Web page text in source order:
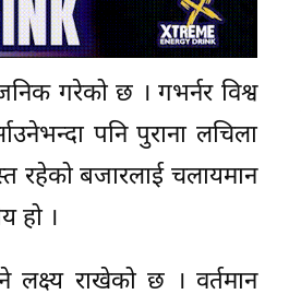
गरेको छ । गभर्नर विश्व
पनि पुराना लचिला
रहेको बजारलाई चलायमान
हो ।
लक्ष्य राखेको छ । वर्तमान